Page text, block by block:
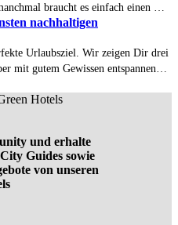
braucht es einfach einen Ort,
Only Hotel bietet genau das
nachhaltigen
Urlaubsziel. Wir zeigen Dir drei
mit gutem Gewissen entspannen
und erhalte
Guides sowie
von unseren